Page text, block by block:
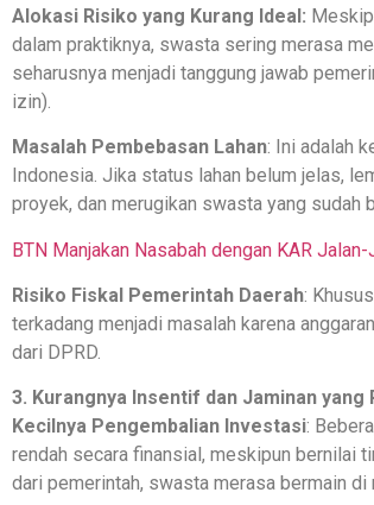
Alokasi Risiko yang Kurang Ideal:
dalam praktiknya, swasta sering merasa
seharusnya menjadi tanggung jawab
izin).
Masalah Pembebasan Lahan: Ini adalah
Indonesia. Jika status lahan belum jelas,
proyek, dan merugikan swasta yang sudah
BTN Manjakan Nasabah dengan KAR Jalan-
Risiko Fiskal Pemerintah Daerah:
terkadang menjadi masalah karena
dari DPRD.
3. Kurangnya Insentif dan Jaminan yang
Kecilnya Pengembalian Investasi:
rendah secara finansial, meskipun bernilai
dari pemerintah, swasta merasa bermain